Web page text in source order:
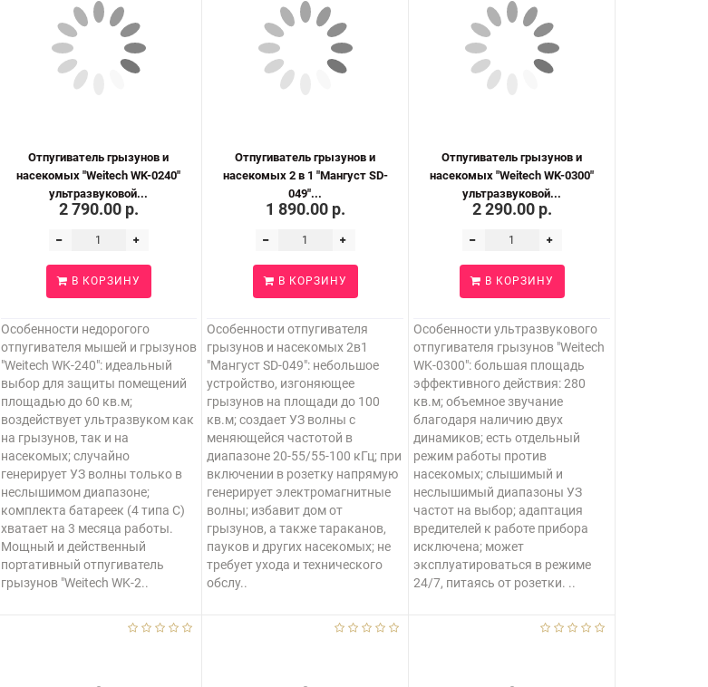
Отпугиватель грызунов и
насекомых "Weitech WK-0240"
ультразвуковой...
2 790.00 р.
В КОРЗИНУ
Особенности недорогого
отпугивателя мышей и грызунов
"Weitech WK-240": идеальный
выбор для защиты помещений
площадью до 60 кв.м;
воздействует ультразвуком как
на грызунов, так и на
насекомых; случайно
генерирует УЗ волны только в
неслышимом диапазоне;
комплекта батареек (4 типа С)
хватает на 3 месяца работы.
Мощный и действенный
портативный отпугиватель
грызунов "Weitech WK-2..
Отпугиватель грызунов и
насекомых 2 в 1 "Мангуст SD-
049"...
1 890.00 р.
В КОРЗИНУ
Особенности отпугивателя
грызунов и насекомых 2в1
"Мангуст SD-049": небольшое
устройство, изгоняющее
грызунов на площади до 100
кв.м; создает УЗ волны с
меняющейся частотой в
диапазоне 20-55/55-100 кГц; при
включении в розетку напрямую
генерирует электромагнитные
волны; избавит дом от
грызунов, а также тараканов,
пауков и других насекомых; не
требует ухода и технического
обслу..
Отпугиватель грызунов и
насекомых "Weitech WK-0300"
ультразвуковой...
2 290.00 р.
В КОРЗИНУ
Особенности ультразвукового
отпугивателя грызунов "Weitech
WK-0300": большая площадь
эффективного действия: 280
кв.м; объемное звучание
благодаря наличию двух
динамиков; есть отдельный
режим работы против
насекомых; слышимый и
неслышимый диапазоны УЗ
частот на выбор; адаптация
вредителей к работе прибора
исключена; может
эксплуатироваться в режиме
24/7, питаясь от розетки. ..